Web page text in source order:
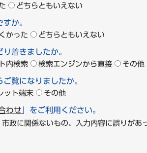
どちらともいえない
か。
かった どちらともいえない
着きましたか。
内検索 検索エンジンから直接 その他
覧になりましたか。
ット端末 その他
わせ 」をご利用ください。
市政に関係ないもの、入力内容に誤り